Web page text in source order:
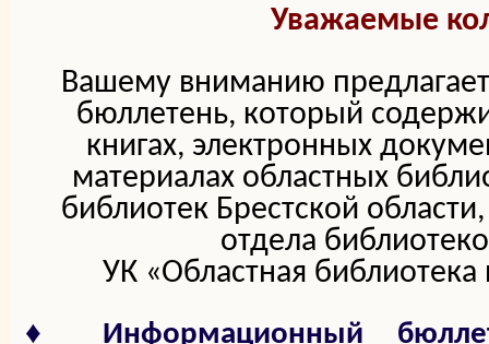
Уважаемые
Вашему вниманию
бюллетень, который
книгах, электронных
материалах областных
библиотек Брестской
отдела
УК «Областная
♦ Информационный